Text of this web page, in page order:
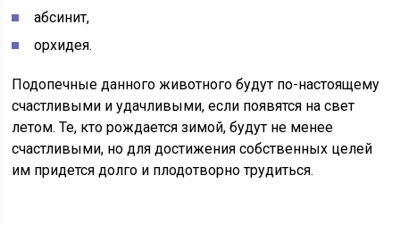
абсинит,
орхидея.
Подопечные данного животного будут по-настоящему
счастливыми и удачливыми, если появятся на свет
летом. Те, кто рождается зимой, будут не менее
счастливыми, но для достижения собственных целей
им придется долго и плодотворно трудиться.